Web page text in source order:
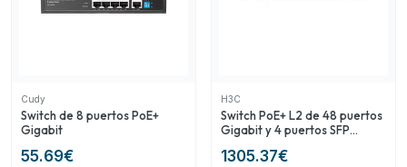
Cudy
Switch de 8 puertos PoE+
Gigabit
55.69€
H3C
Switch PoE+ L2 de 48 puertos
Gigabit y 4 puertos SFP
1305.37€